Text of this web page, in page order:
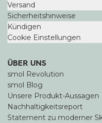
Versand
Sicherheitshinweise
Kündigen
Cookie Einstellungen
ÜBER UNS
smol Revolution
smol Blog
Unsere Produkt-Aussagen
Nachhaltigkeitsreport
Statement zu moderner